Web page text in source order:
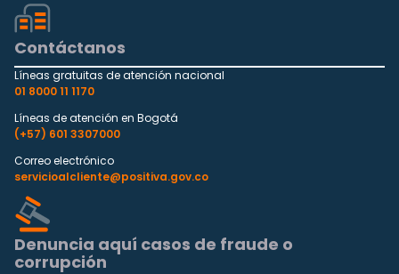
Contáctanos
Líneas gratuitas de atención nacional
01 8000 11 1170
Líneas de atención en Bogotá
(+57) 601 3307000
Correo electrónico
servicioalcliente@positiva.gov.co
Denuncia aquí casos de fraude o
corrupción